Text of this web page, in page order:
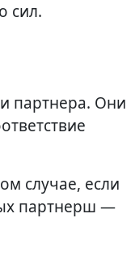
сил.
партнера. Они
случае, если
партнерш —